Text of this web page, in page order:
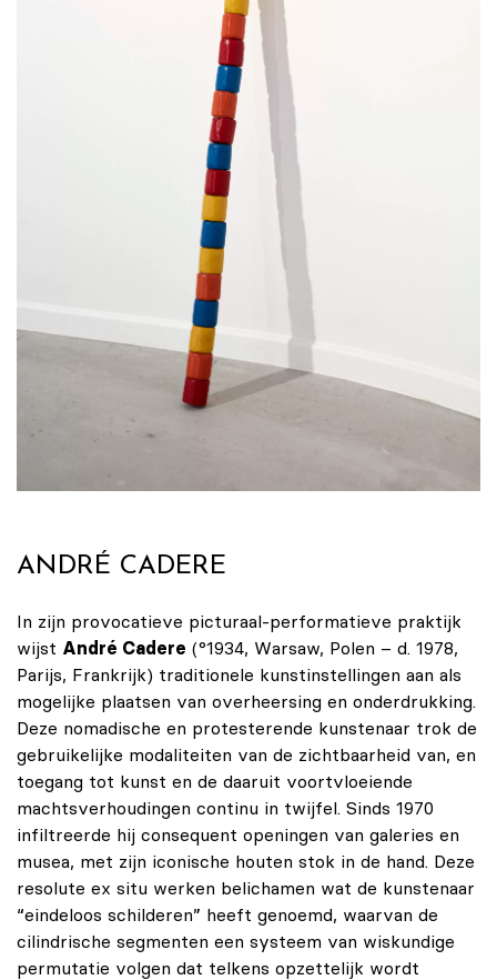
ANDRÉ CADERE
In zijn provocatieve picturaal-performatieve praktijk
wijst André Cadere (°1934, Warsaw, Polen – d. 1978,
Parijs, Frankrijk) traditionele kunstinstellingen aan als
mogelijke plaatsen van overheersing en onderdrukking.
Deze nomadische en protesterende kunstenaar trok de
gebruikelijke modaliteiten van de zichtbaarheid van, en
toegang tot kunst en de daaruit voortvloeiende
machtsverhoudingen continu in twijfel. Sinds 1970
infiltreerde hij consequent openingen van galeries en
musea, met zijn iconische houten stok in de hand. Deze
resolute ex situ werken belichamen wat de kunstenaar
“eindeloos schilderen” heeft genoemd, waarvan de
cilindrische segmenten een systeem van wiskundige
permutatie volgen dat telkens opzettelijk wordt